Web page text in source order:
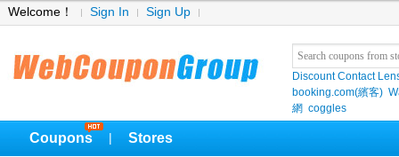
Welcome！ Sign In Sign Up
Discount Contact
booking.com(繽客)
網 coggles
Coupons Stores